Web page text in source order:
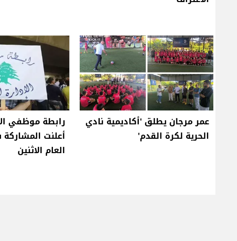
عمر مرجان يطلق 'أكاديمية نادي
الحرية لكرة القدم'
رابطة موظفي
أعلنت
العام الاثنين